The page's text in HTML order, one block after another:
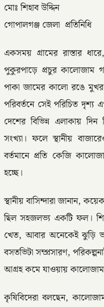
মোঃ শিহাব উদ্দিন
গোপালগঞ্জ জেলা প্রতিনিধি
একসময় গ্রামের রাস্তার
পুকুরপাড়ে প্রচুর কালোজাম
পাকা জামের কালো রঙে
পরিবর্তনে সেই পরিচিত
দেশের বিভিন্ন এলাকায়
সংখ্যা। ফলে স্থানীয়
বর্তমানে প্রতি কেজি
হচ্ছে।
স্থানীয় বাসিন্দারা জানান,
ছিল সহজলভ্য একটি ফল।
খেত, আবার অনেকেই ঝুড়ি
বসতভিটা সম্প্রসারণ,
আগ্রহ কমে যাওয়ায় কালোজাম
কৃষিবিদেরা বলছেন,